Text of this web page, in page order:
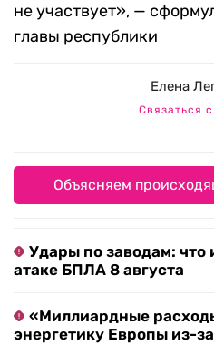
не участвует», —
главы республики
Елена
Связаться
Объясняем
Удары по заводам: что
атаке БПЛА 8 августа
«Миллиардные
энергетику Европы из-